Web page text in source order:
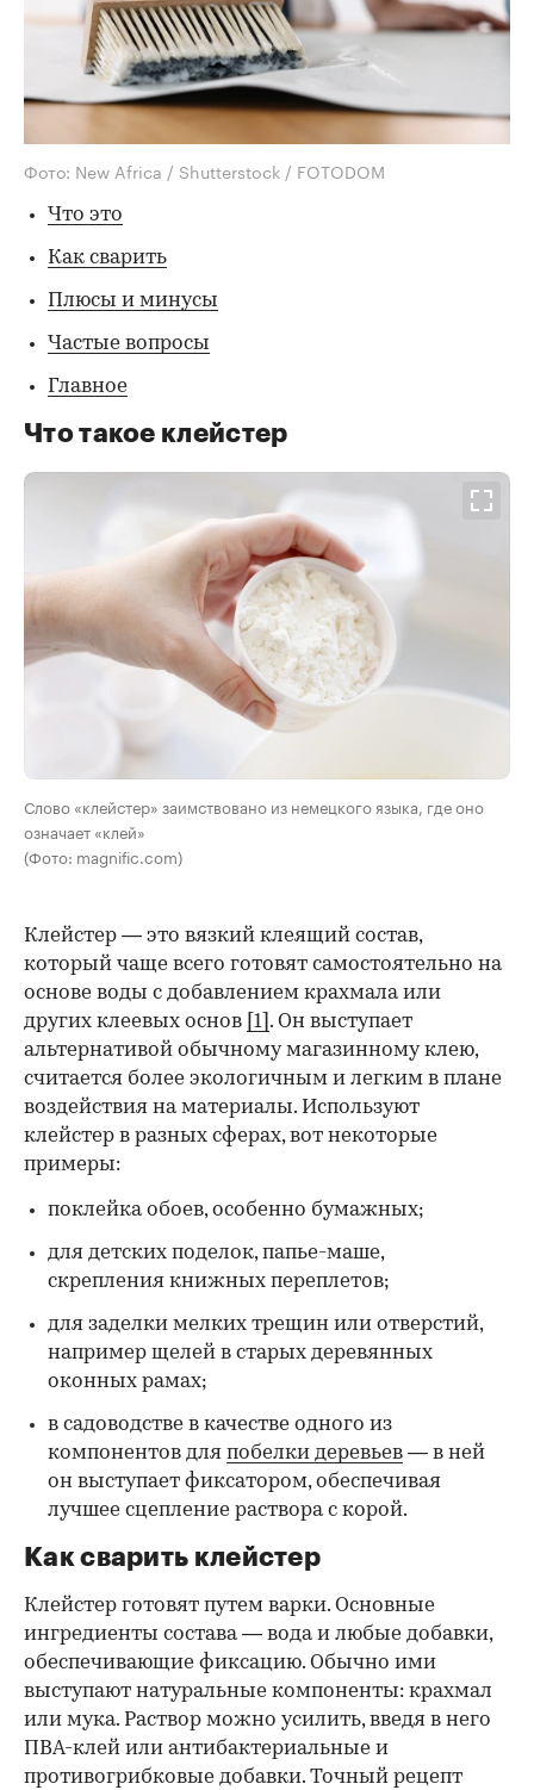
Фото: New Africa / Shutterstock / FOTODOM
Что это
Как сварить
Плюсы и минусы
Частые вопросы
Главное
Что такое клейстер
Слово «клейстер» заимствовано из немецкого языка, где оно
означает «клей»
(Фото: magnific.com)
00:00 / 00:00
Клейстер — это вязкий клеящий состав,
который чаще всего готовят самостоятельно на
основе воды с добавлением крахмала или
других клеевых основ [1] . Он выступает
альтернативой обычному магазинному клею,
считается более экологичным и легким в плане
воздействия на материалы. Используют
клейстер в разных сферах, вот некоторые
примеры:
поклейка обоев, особенно бумажных;
для детских поделок, папье-маше,
скрепления книжных переплетов;
для заделки мелких трещин или отверстий,
например щелей в старых деревянных
оконных рамах;
в садоводстве в качестве одного из
компонентов для побелки деревьев — в ней
он выступает фиксатором, обеспечивая
лучшее сцепление раствора с корой.
Как сварить клейстер
Клейстер готовят путем варки. Основные
ингредиенты состава — вода и любые добавки,
обеспечивающие фиксацию. Обычно ими
выступают натуральные компоненты: крахмал
или мука. Раствор можно усилить, введя в него
ПВА-клей или антибактериальные и
противогрибковые добавки. Точный рецепт